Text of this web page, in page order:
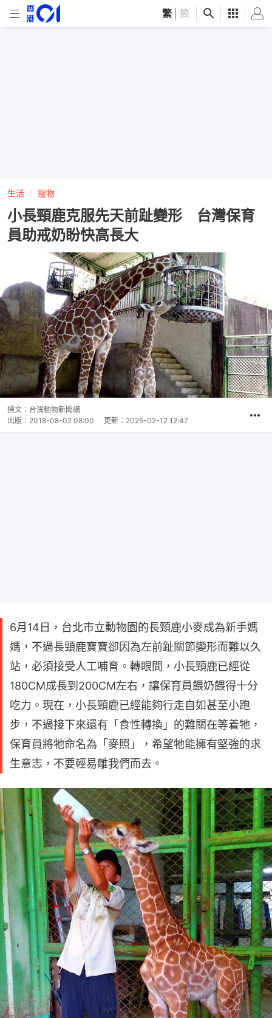
繁 简
生活 寵物
小長頸鹿克服先天前趾變形 台灣保育
員助戒奶盼快高長大
撰文： 台灣動物新聞網
出版： 2018-08-02 08:00 更新： 2025-02-12 12:47
6月14日，台北市立動物園的長頸鹿小麥成為新手媽
媽，不過長頸鹿寶寶卻因為左前趾關節變形而難以久
站，必須接受人工哺育。轉眼間，小長頸鹿已經從
180CM成長到200CM左右，讓保育員餵奶餵得十分
吃力。現在，小長頸鹿已經能夠行走自如甚至小跑
步，不過接下來還有「食性轉換」的難關在等着牠，
保育員將牠命名為「麥照」，希望牠能擁有堅強的求
生意志，不要輕易離我們而去。